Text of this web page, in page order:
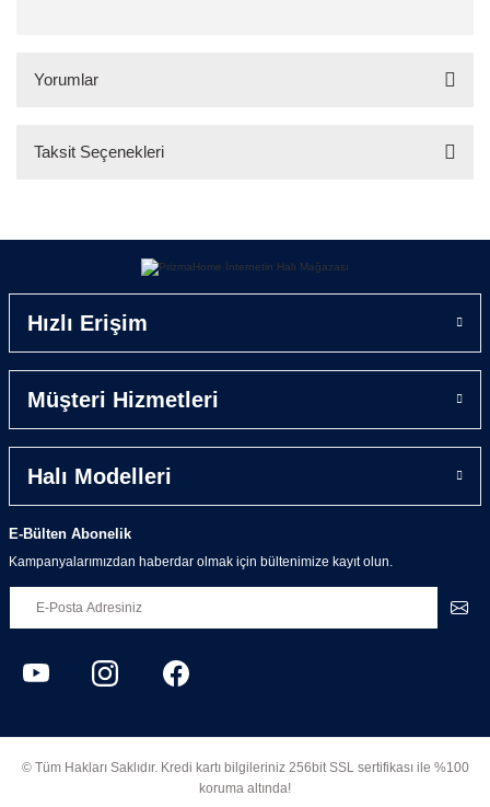
Yorumlar
Yorum Yaz
Taksit Seçenekleri
Hızlı Erişim
Müşteri Hizmetleri
Halı Modelleri
E-Bülten Abonelik
Kampanyalarımızdan haberdar olmak için bültenimize kayıt olun.
© Tüm Hakları Saklıdır. Kredi kartı bilgileriniz 256bit SSL sertifikası ile %100
koruma altında!